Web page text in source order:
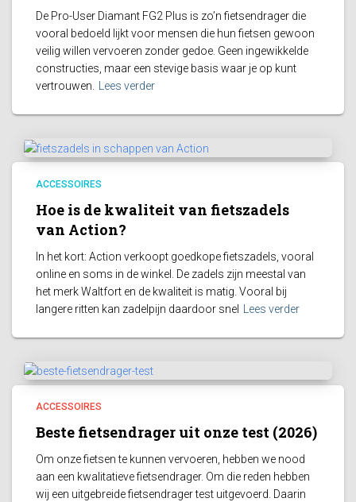
De Pro-User Diamant FG2 Plus is zo’n fietsendrager die
vooral bedoeld lijkt voor mensen die hun fietsen gewoon
veilig willen vervoeren zonder gedoe. Geen ingewikkelde
constructies, maar een stevige basis waar je op kunt
vertrouwen. Lees verder
ACCESSOIRES
Hoe is de kwaliteit van fietszadels
van Action?
In het kort: Action verkoopt goedkope fietszadels, vooral
online en soms in de winkel. De zadels zijn meestal van
het merk Waltfort en de kwaliteit is matig. Vooral bij
langere ritten kan zadelpijn daardoor snel
Lees verder
ACCESSOIRES
Beste fietsendrager uit onze test (2026)
Om onze fietsen te kunnen vervoeren, hebben we nood
aan een kwalitatieve fietsendrager. Om die reden hebben
wij een uitgebreide fietsendrager test uitgevoerd. Daarin